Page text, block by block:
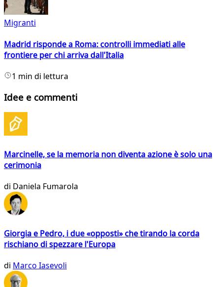
Migranti
Madrid risponde a Roma: controlli immediati alle
frontiere per chi arriva dall'Italia
1 min di lettura
Idee e commenti
Marcinelle, se la memoria non diventa azione è solo una
cerimonia
di Daniela Fumarola
Giorgia e Pedro, i due «opposti» che tirando la corda
rischiano di spezzare l'Europa
di Marco Iasevoli